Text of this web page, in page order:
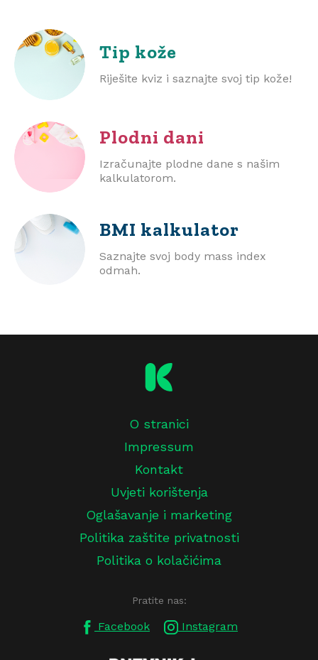
Tip kože
Riješite kviz i saznajte svoj tip kože!
Plodni dani
Izračunajte plodne dane s našim
kalkulatorom.
BMI kalkulator
Saznajte svoj body mass index
odmah.
O stranici
Impressum
Kontakt
Uvjeti korištenja
Oglašavanje i marketing
Politika zaštite privatnosti
Politika o kolačićima
Pratite nas:
Facebook Instagram